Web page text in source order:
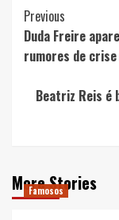
Post
Previous
Duda Freire
rumores de
Beatriz Reis é
More Stories
Famosos